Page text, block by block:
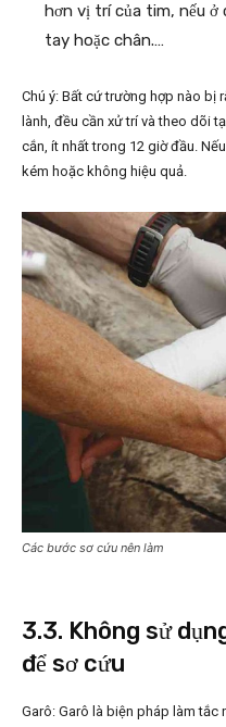
hơn vị trí của tim, nếu
tay hoặc chân.…
Chú ý: Bất cứ trường hợp nào bị
lành, đều cần xử trí và theo dõi
cắn, ít nhất trong 12 giờ đầu.
kém hoặc không hiệu quả.
Các bước sơ cứu nên làm
3.3. Không sử
để sơ cứu
Garô: Garô là biện pháp làm